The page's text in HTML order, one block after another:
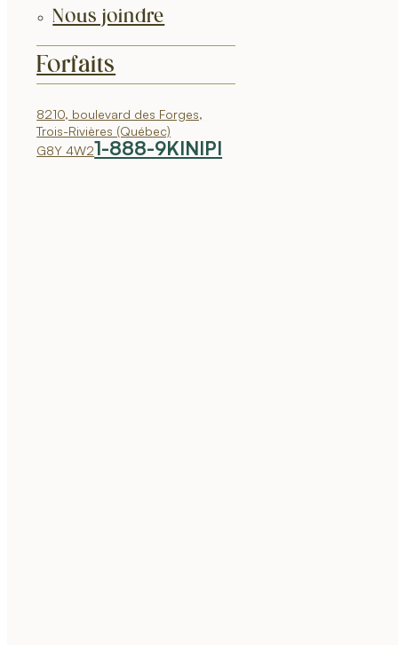
Nous joindre
Forfaits
8210, boulevard des Forges,
Trois-Rivières (Québec)
G8Y 4W21-888-9KINIPI